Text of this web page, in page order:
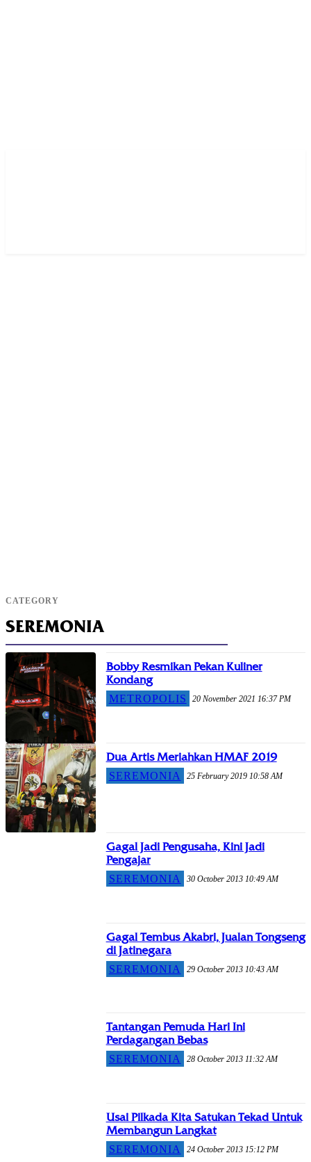
CATEGORY
SEREMONIA
Bobby Resmikan Pekan Kuliner
Kondang
METROPOLIS 20 November 2021 16:37 PM
Dua Artis Meriahkan HMAF 2019
SEREMONIA 25 February 2019 10:58 AM
Gagal Jadi Pengusaha, Kini Jadi
Pengajar
SEREMONIA 30 October 2013 10:49 AM
Gagal Tembus Akabri, Jualan Tongseng
di Jatinegara
SEREMONIA 29 October 2013 10:43 AM
Tantangan Pemuda Hari Ini
Perdagangan Bebas
SEREMONIA 28 October 2013 11:32 AM
Usai Pilkada Kita Satukan Tekad Untuk
Membangun Langkat
SEREMONIA 24 October 2013 15:12 PM